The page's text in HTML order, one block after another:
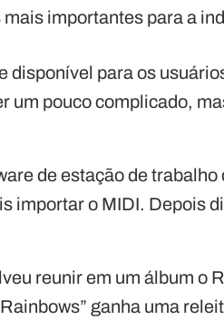
importantes para a
disponível para os
um pouco complicado,
de estação de trabalho
importar o MIDI. Depois
reunir em um álbum o
ganha uma